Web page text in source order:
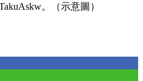
。（示意圖）